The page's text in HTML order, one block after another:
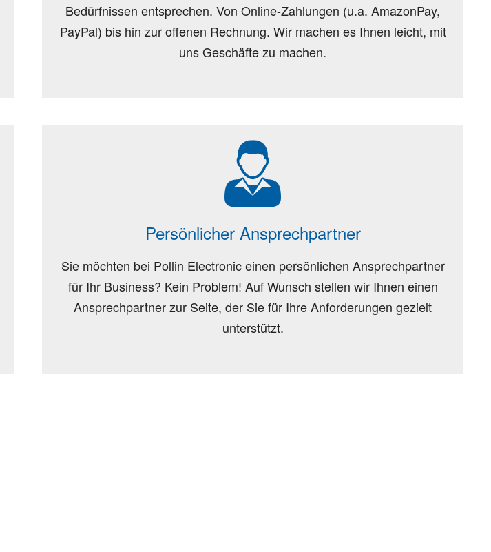
Bedürfnissen entsprechen. Von Online-Zahlungen (u.a. AmazonPay,
PayPal) bis hin zur offenen Rechnung. Wir machen es Ihnen leicht, mit
uns Geschäfte zu machen.
Persönlicher Ansprechpartner
Sie möchten bei Pollin Electronic einen persönlichen Ansprechpartner
für Ihr Business? Kein Problem! Auf Wunsch stellen wir Ihnen einen
Ansprechpartner zur Seite, der Sie für Ihre Anforderungen gezielt
unterstützt.